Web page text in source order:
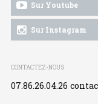
Sur Youtube
Sur Instagram
CONTACTEZ-NOUS
07.86.26.04.26